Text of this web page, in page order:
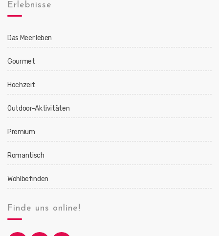
Erlebnisse
Das Meer leben
Gourmet
Hochzeit
Outdoor-Aktivitäten
Premium
Romantisch
Wohlbefinden
Finde uns online!